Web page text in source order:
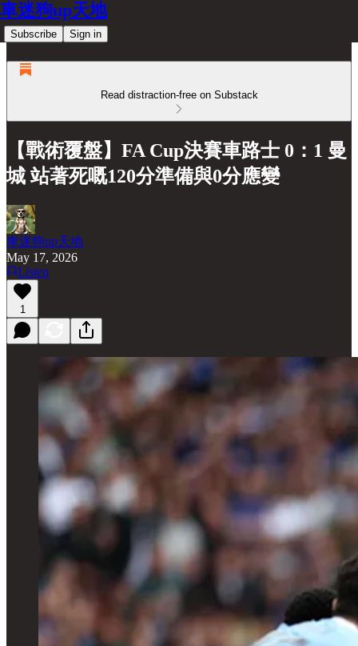
車迷狗up天地
Subscribe Sign in
Read distraction-free on Substack
【戰術覆盤】FA Cup決賽車路士 0：1 曼
城 站著死嘅120分準備與0分應變
車迷狗up天地
May 17, 2026
Listen
1